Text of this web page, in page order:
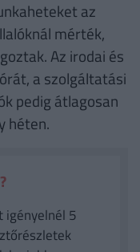
az
mérték,
Az irodai és
a szolgáltatási
pedig átlagosan
héten.
5